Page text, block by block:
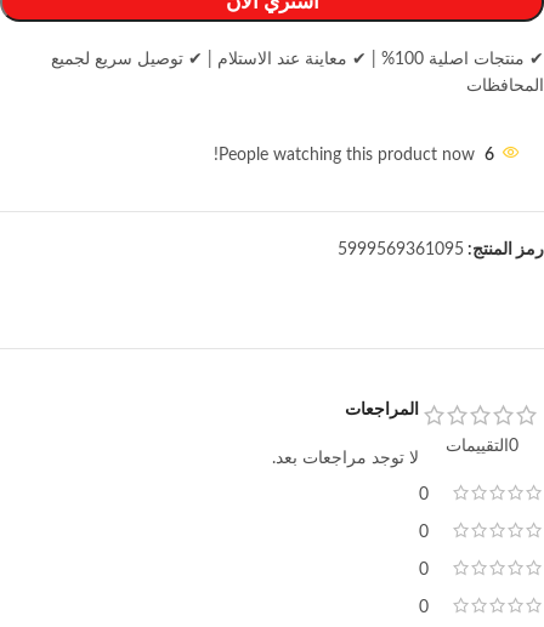
✔ منتجات اصلية 100% ✔ معاينة عند الاستلام
✔ توصيل سريع لجميع
المحافظات
6
People watching this product now!
رمز المنتج: 5999569361095
0التقييمات
0
0
0
0
المراجعات
لا توجد مراجعات بعد.